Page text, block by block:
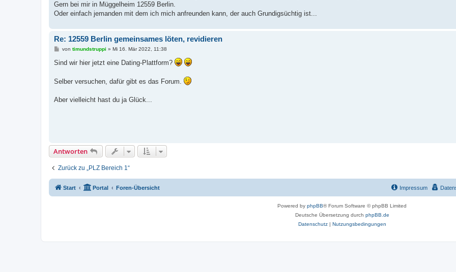
r
a
Gern bei mir in Müggelheim 12559 Berlin.
Oder einfach jemanden mit dem ich mich anfreunden kann, der auch Grundigsüchtig ist...
Re: 12559 Berlin gemeinsames löten, revidieren
B
i
t
a
g
von timundstruppi » Mi 16. Mär 2022, 11:38
Sind wir hier jetzt eine Dating-Plattform?
Selber versuchen, dafür gibt es das Forum.
Aber vielleicht hast du ja Glück...
Antworten
Zurück zu „PLZ Bereich 1“
Start Portal Foren-Übersicht Impressum
Powered by phpBB® Forum Software © phpBB Limited
Deutsche Übersetzung durch phpBB.de
Datenschutz| Nutzungsbedingungen